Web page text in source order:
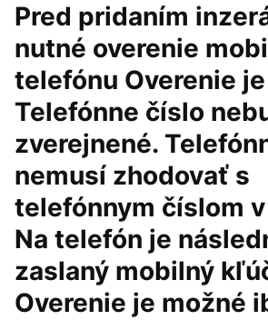
Pred pridaním
nutné overenie
telefónu Overenie
Telefónne číslo
zverejnené.
nemusí zhodovať s
telefónnym číslom
Na telefón je
zaslaný mobilný
Overenie je možné